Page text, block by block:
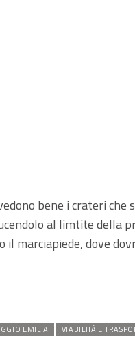
bene i crateri
al limtite della
marciapiede, dove
EMILIA VIABILITÀ E